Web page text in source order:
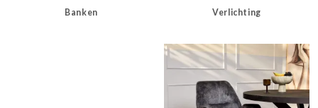
Banken Verlichting